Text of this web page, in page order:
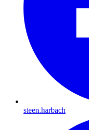
steen.harbach